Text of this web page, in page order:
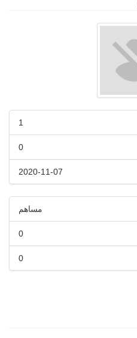
1
0
2020-11-07
مساهم
0
0